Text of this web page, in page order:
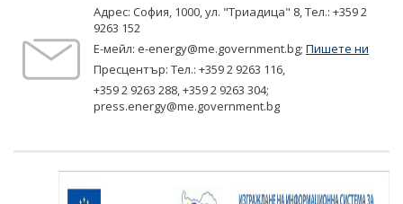
Адрес: София, 1000, ул. "Триадица" 8,Tел.: +359 2
9263 152
Е-мейл: e-energy@me.government.bg; Пишете ни
Пресцентър: Тел.: +359 2 9263 116,
+359 2 9263 288,+359 2 9263 304;
press.energy@me.government.bg